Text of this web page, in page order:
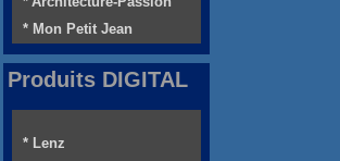
* Mon Petit Jean
Produits DIGITAL
* Lenz